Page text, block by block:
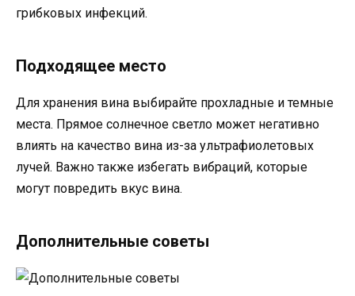
грибковых инфекций.
Подходящее место
Для хранения вина выбирайте прохладные и темные
места. Прямое солнечное светло может негативно
влиять на качество вина из-за ультрафиолетовых
лучей. Важно также избегать вибраций, которые
могут повредить вкус вина.
Дополнительные советы